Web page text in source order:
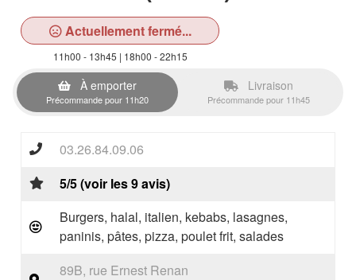
Actuellement fermé...
11h00 - 13h45 | 18h00 - 22h15
À emporter
Précommande pour 11h20
Livraison
Précommande pour 11h45
03.26.84.09.06
5/5 (voir les 9 avis)
Burgers, halal, italien, kebabs, lasagnes,
paninis, pâtes, pizza, poulet frit, salades
89B, rue Ernest Renan